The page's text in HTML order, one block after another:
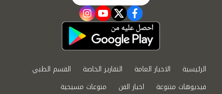
facebook
twitter
youtube
instagram
الرئيسية الاخبار العامة التقارير الخاصة
القسم الطبي
فيديوهات متنوعة
اخبار الفن
منوعات مسيحية